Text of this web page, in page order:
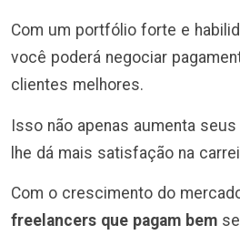
Com um portfólio forte e
você poderá negociar
clientes melhores.
Isso não apenas aumenta
lhe dá mais satisfação na
Com o crescimento do
freelancers que pagam bem